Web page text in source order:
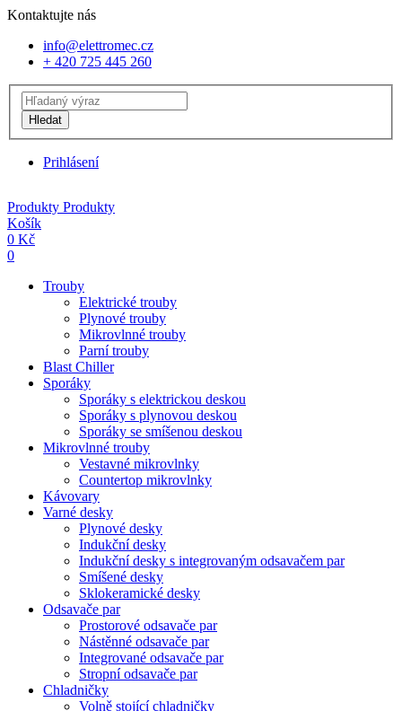
Kontaktujte nás
info@elettromec.cz
+ 420 725 445 260
Hledat
Prihlásení
Produkty Produkty
Košík
0 Kč
0
Trouby
Elektrické trouby
Plynové trouby
Mikrovlnné trouby
Parní trouby
Blast Chiller
Sporáky
Sporáky s elektrickou deskou
Sporáky s plynovou deskou
Sporáky se smíšenou deskou
Mikrovlnné trouby
Vestavné mikrovlnky
Countertop mikrovlnky
Kávovary
Varné desky
Plynové desky
Indukční desky
Indukční desky s integrovaným odsavačem par
Smíšené desky
Sklokeramické desky
Odsavače par
Prostorové odsavače par
Nástěnné odsavače par
Integrované odsavače par
Stropní odsavače par
Chladničky
Volně stojící chladničky